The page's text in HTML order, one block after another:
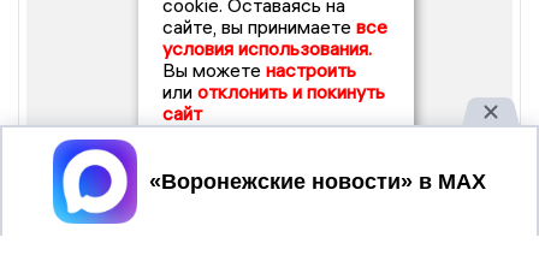
cookie. Оставаясь на
сайте, вы принимаете все
условия использования.
Вы можете настроить
или отклонить и покинуть
сайт
Принять